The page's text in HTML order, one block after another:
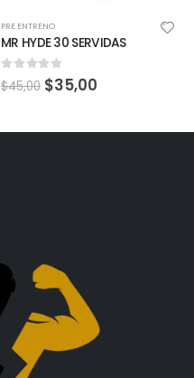
PRE ENTRENO
MR HYDE 30 SERVIDAS
0 out of 5
$45,00 $35,00